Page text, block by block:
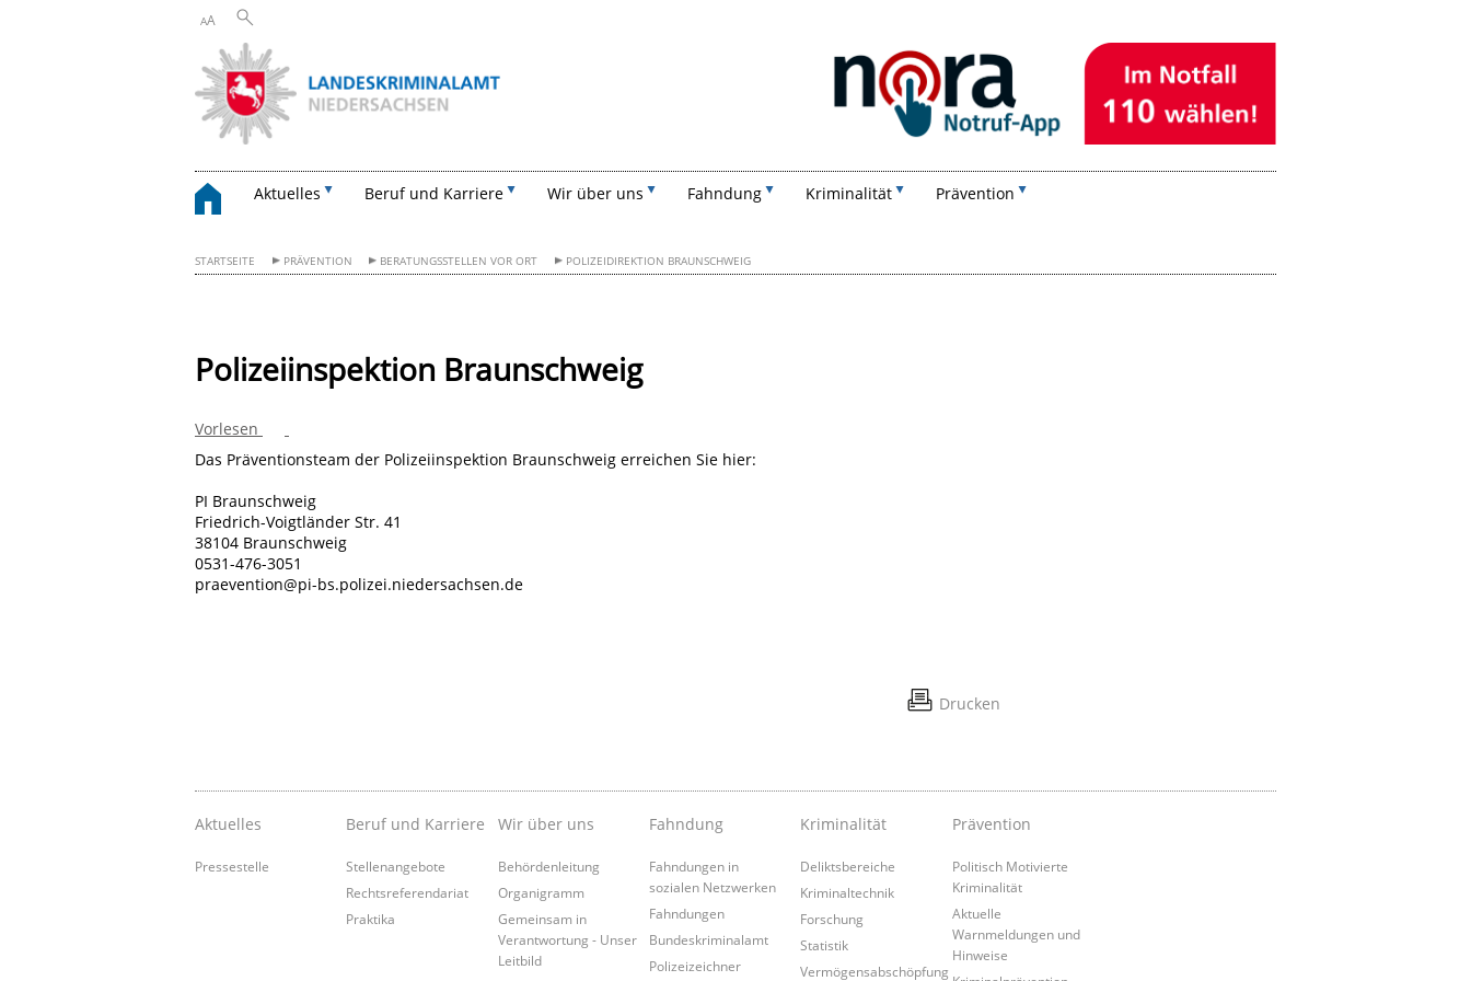
AA
Aktuelles Beruf und Karriere Wir über uns Fahndung Kriminalität Prävention
STARTSEITE PRÄVENTION BERATUNGSSTELLEN VOR ORT POLIZEIDIREKTION BRAUNSCHWEIG
Polizeiinspektion Braunschweig
Vorlesen
Das Präventionsteam der Polizeiinspektion Braunschweig erreichen Sie hier:
PI Braunschweig
Friedrich-Voigtländer Str. 41
38104 Braunschweig
0531-476-3051
praevention@pi-bs.polizei.niedersachsen.de
Drucken
Aktuelles
Pressestelle
Beruf und Karriere
Stellenangebote
Rechtsreferendariat
Praktika
Wir über uns
Behördenleitung
Organigramm
Gemeinsam in
Verantwortung - Unser
Leitbild
Fahndung
Fahndungen in
sozialen Netzwerken
Fahndungen
Bundeskriminalamt
Polizeizeichner
Kriminalität
Deliktsbereiche
Kriminaltechnik
Forschung
Statistik
Vermögensabschöpfung
Prävention
Politisch Motivierte
Kriminalität
Aktuelle
Warnmeldungen und
Hinweise